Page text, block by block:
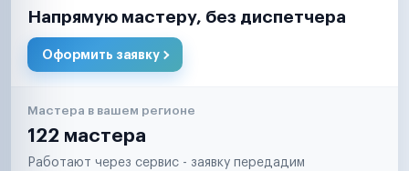
Напрямую мастеру, без диспетчера
Оформить заявку
Мастера в вашем регионе
122 мастера
Работают через сервис - заявку передадим